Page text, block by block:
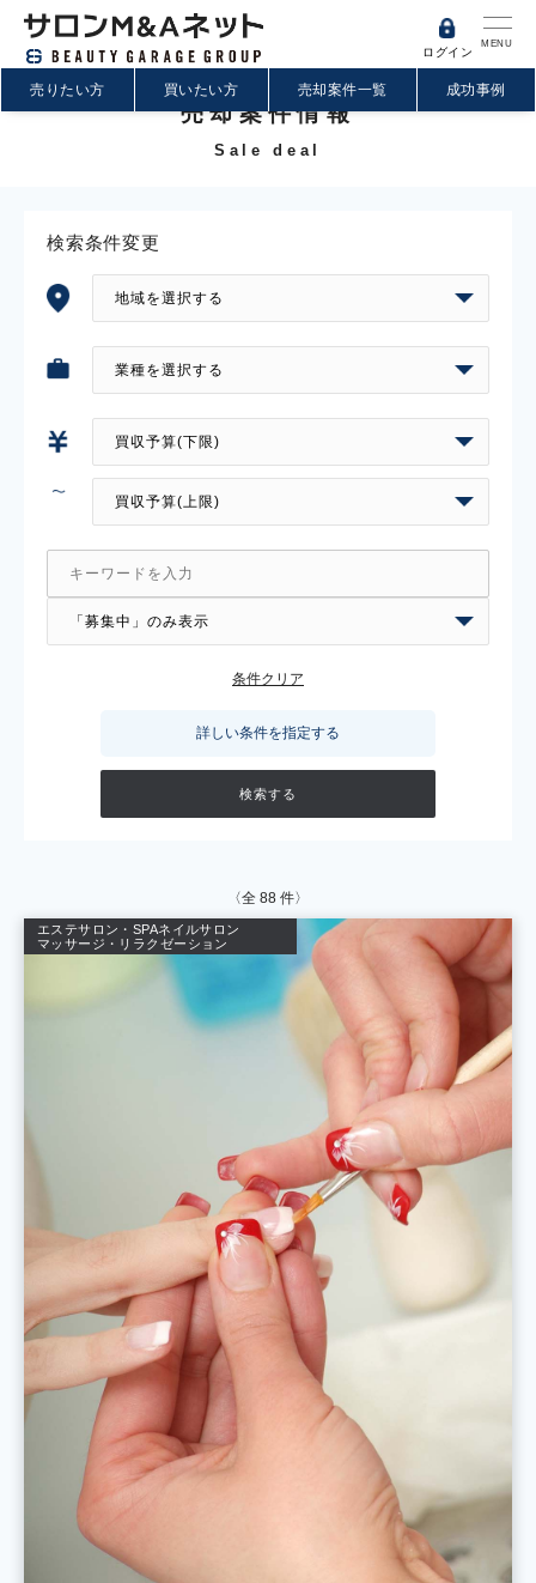
MENU
ログイン
売りたい方 買いたい方 売却案件一覧 成功事例
売却案件情報
Sale deal
検索条件変更
条件クリア
詳しい条件を指定する
〈全 88 件〉
エステサロン・SPAネイルサロン
マッサージ・リラクゼーション